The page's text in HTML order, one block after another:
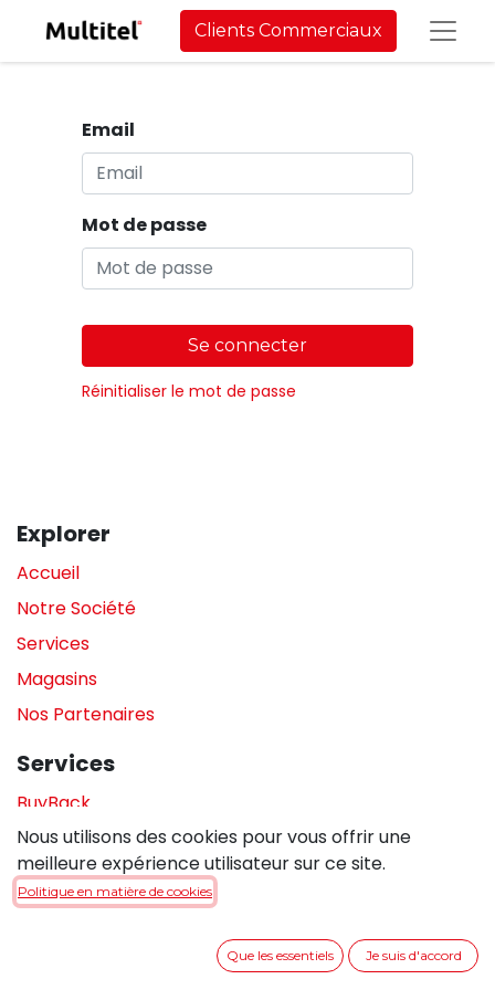
Clients Commerciaux
Email
Mot de passe
Se connecter
Réinitialiser le mot de passe
Explorer
Accueil
Notre Société
Services
Magasins
Nos Partenaires
Services
BuyBack
Assistance en magasin
Réparations
Politique de confidentialité
Nous utilisons des cookies pour vous offrir une
meilleure expérience utilisateur sur ce site.
Politique en matière de cookies
Que les essentiels Je suis d'accord